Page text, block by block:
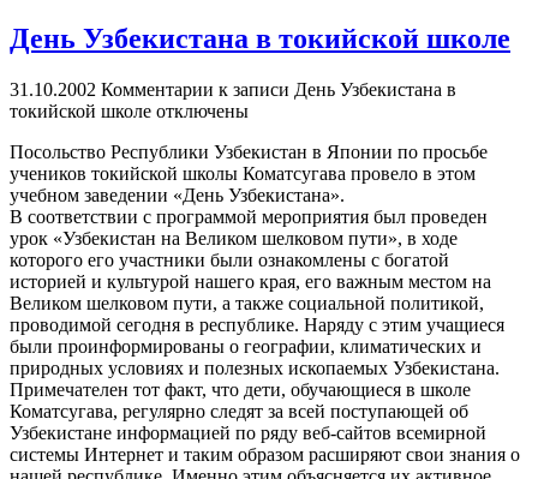
День Узбекистана в токийской школе
31.10.2002 Комментарии к записи День Узбекистана в
токийской школе отключены
Посольство Республики Узбекистан в Японии по просьбе
учеников токийской школы Коматсугава провело в этом
учебном заведении «День Узбекистана».
В соответствии с программой мероприятия был проведен
урок «Узбекистан на Великом шелковом пути», в ходе
которого его участники были ознакомлены с богатой
историей и культурой нашего края, его важным местом на
Великом шелковом пути, а также социальной политикой,
проводимой сегодня в республике. Наряду с этим учащиеся
были проинформированы о географии, климатических и
природных условиях и полезных ископаемых Узбекистана.
Примечателен тот факт, что дети, обучающиеся в школе
Коматсугава, регулярно следят за всей поступающей об
Узбекистане информацией по ряду веб-сайтов всемирной
системы Интернет и таким образом расширяют свои знания о